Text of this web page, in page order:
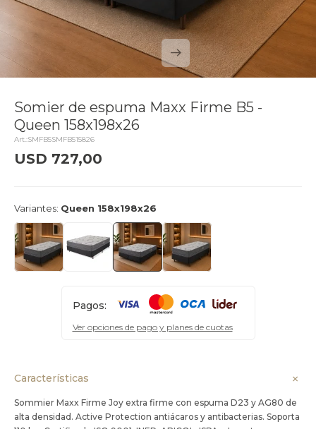
Somier de espuma Maxx Firme B5 -
Queen 158x198x26
SMFB5SMFB515826
USD 727,00
Variantes: Queen 158x198x26
Pagos:
Ver opciones de pago y planes de cuotas
Características
Sommier Maxx Firme Joy extra firme con espuma D23 y AG80 de
alta densidad. Active Protection antiácaros y antibacterias. Soporta